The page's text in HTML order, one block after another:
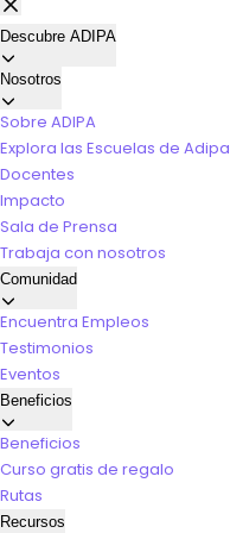
Descubre ADIPA
Nosotros
Sobre ADIPA
Explora las Escuelas de Adipa
Docentes
Impacto
Sala de Prensa
Trabaja con nosotros
Comunidad
Encuentra Empleos
Testimonios
Eventos
Beneficios
Beneficios
Curso gratis de regalo
Rutas
Recursos